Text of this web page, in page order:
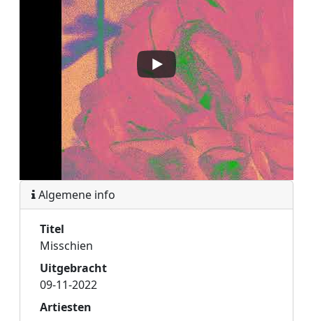
Algemene info
Titel
Misschien
Uitgebracht
09-11-2022
Artiesten